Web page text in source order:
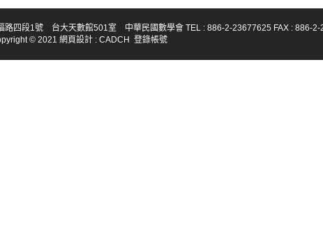
路四段1號 台大天數館501室 中華民國數學會 TEL : 886-2-23677625 FAX : 886-2-
© 2021 網頁設計 : CADCH 登錄帳號